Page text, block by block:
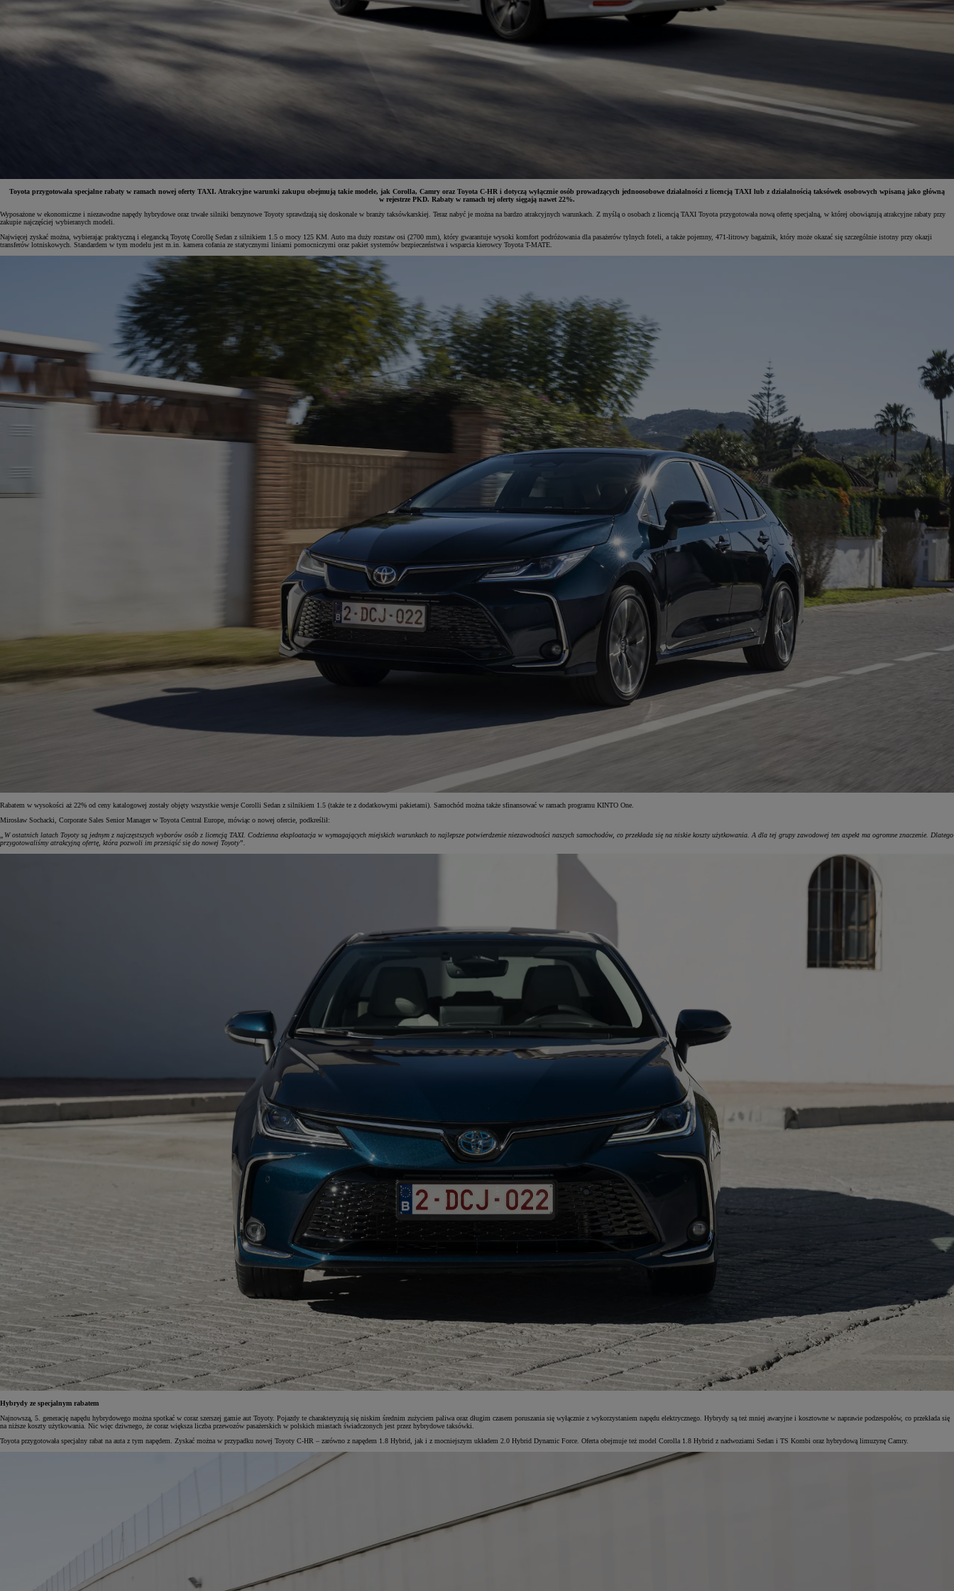
Od81 900 zł
Yaris Cross
Od105 300 zł
Corolla Hatchback
HYBRID
Toyota przygotowała specjalne rabaty w ramach nowej oferty TAXI. Atrakcyjne warunki zakupu obejmują takie modele, jak Corolla, Camry oraz Toyota C-HR i dotyczą wyłącznie osób prowadzących jednoosobowe działalności z licencją TAXI lub z działalnością taksówek osobowych wpisaną jako główną
w rejestrze PKD. Rabaty w ramach tej oferty sięgają nawet 22%.
Wyposażone w ekonomiczne i niezawodne napędy hybrydowe oraz trwałe silniki benzynowe Toyoty sprawdzają się doskonale w branży taksówkarskiej. Teraz nabyć je można na bardzo atrakcyjnych warunkach. Z myślą o osobach z licencją TAXI Toyota przygotowała nową ofertę specjalną, w której obowiązują atrakcyjne rabaty przy
zakupie najczęściej wybieranych modeli.
Najwięcej zyskać można, wybierając praktyczną i elegancką Toyotę Corollę Sedan z silnikiem 1.5 o mocy 125 KM. Auto ma duży rozstaw osi (2700 mm), który gwarantuje wysoki komfort podróżowania dla pasażerów tylnych foteli, a także pojemny, 471-litrowy bagażnik, który może okazać się szczególnie istotny przy okazji
transferów lotniskowych. Standardem w tym modelu jest m.in. kamera cofania ze statycznymi liniami pomocniczymi oraz pakiet systemów bezpieczeństwa i wsparcia kierowcy Toyota T-MATE.
Rabatem w wysokości aż 22% od ceny katalogowej zostały objęty wszystkie wersje Corolli Sedan z silnikiem 1.5 (także te z dodatkowymi pakietami). Samochód można także sfinansować w ramach programu KINTO One.
Mirosław Sochacki, Corporate Sales Senior Manager w Toyota Central Europe, mówiąc o nowej ofercie, podkreślił:
„W ostatnich latach Toyoty są jednym z najczęstszych wyborów osób z licencją TAXI. Codzienna eksploatacja w wymagających miejskich warunkach to najlepsze potwierdzenie niezawodności naszych samochodów, co przekłada się na niskie koszty użytkowania. A dla tej grupy zawodowej ten aspekt ma ogromne znaczenie. Dlatego
przygotowaliśmy atrakcyjną ofertę, która pozwoli im przesiąść się do nowej Toyoty”.
Hybrydy ze specjalnym rabatem
Najnowszą, 5. generację napędu hybrydowego można spotkać w coraz szerszej gamie aut Toyoty. Pojazdy te charakteryzują się niskim średnim zużyciem paliwa oraz długim czasem poruszania się wyłącznie z wykorzystaniem napędu elektrycznego. Hybrydy są też mniej awaryjne i kosztowne w naprawie podzespołów, co przekłada się
na niższe koszty użytkowania. Nic więc dziwnego, że coraz większa liczba przewozów pasażerskich w polskich miastach świadczonych jest przez hybrydowe taksówki.
Toyota przygotowała specjalny rabat na auta z tym napędem. Zyskać można w przypadku nowej Toyoty C-HR – zarówno z napędem 1.8 Hybrid, jak i z mocniejszym układem 2.0 Hybrid Dynamic Force. Oferta obejmuje też model Corolla 1.8 Hybrid z nadwoziami Sedan i TS Kombi oraz hybrydową limuzynę Camry.